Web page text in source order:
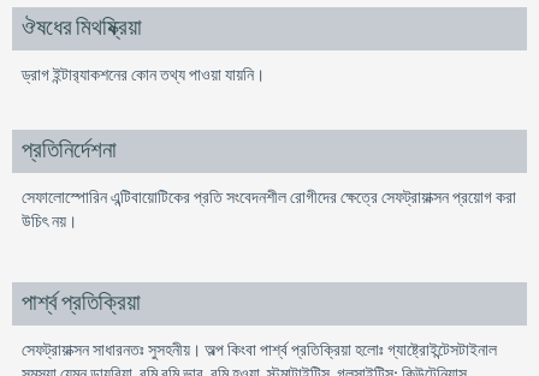
ঔষধের মিথষ্ক্রিয়া
ড্রাগ ইন্টার‌্যাকশনের কোন তথ্য পাওয়া যায়নি।
প্রতিনির্দেশনা
সেফালোস্পোরিন এন্টিবায়োটিকের প্রতি সংবেদনশীল রোগীদের ক্ষেত্রে সেফট্রায়াক্সন প্রয়োগ করা
উচিৎ নয়।
পার্শ্ব প্রতিক্রিয়া
সেফট্রায়াক্সন সাধারনতঃ সুসহনীয়। অল্প কিংবা পার্শ্ব প্রতিক্রিয়া হলোঃ গ্যাষ্ট্রোইন্টেসটাইনাল